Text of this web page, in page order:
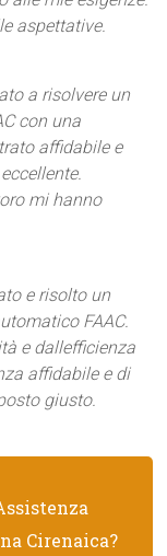
aspettative.
a risolvere un
con una
affidabile e
mi hanno
e risolto un
FAAC.
e dallefficienza
affidabile e di
giusto.
Cirenaica?